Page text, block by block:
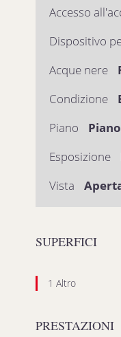
Accesso
Dispositivo
Acque nere
Condizione
Piano
Esposizione
Vista
SUPERFICI
1 Altro
PRESTAZIONI